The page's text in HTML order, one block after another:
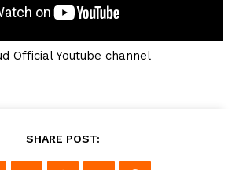
Official Youtube channel
SHARE POST: